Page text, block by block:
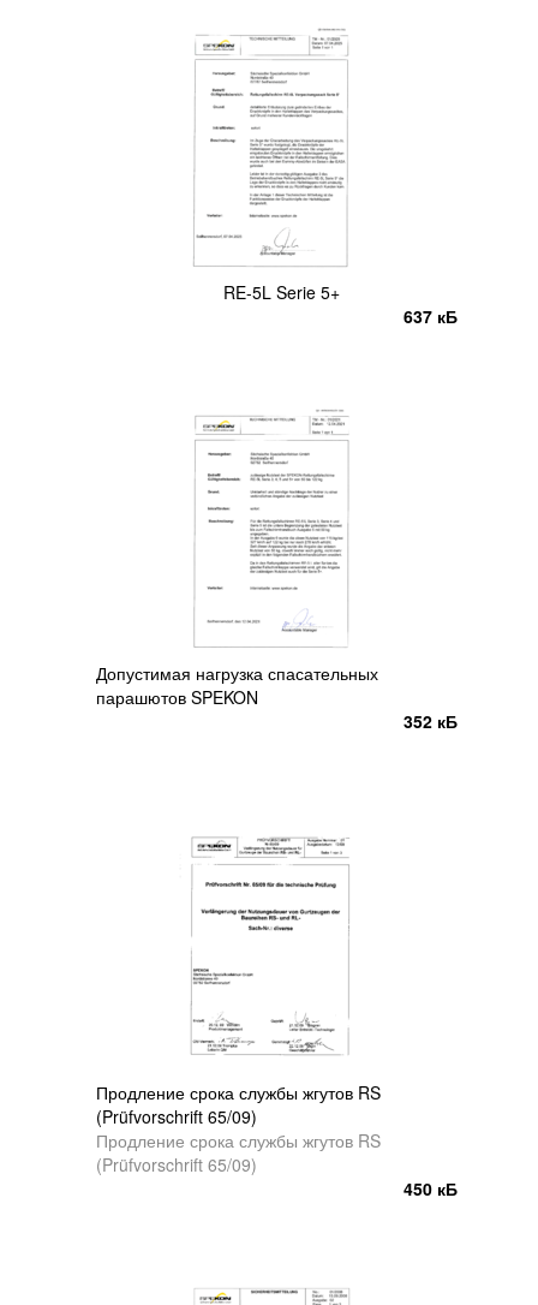
RE-5L Serie 5+
637 кБ
Допустимая нагрузка спасательных
парашютов SPEKON
352 кБ
Продление срока службы жгутов RS
(Prüfvorschrift 65/09)
Продление срока службы жгутов RS
(Prüfvorschrift 65/09)
450 кБ